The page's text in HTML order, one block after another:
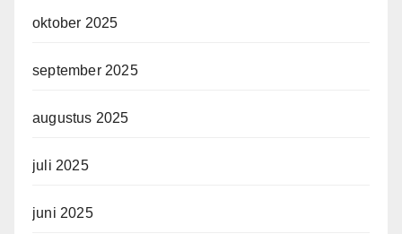
oktober 2025
september 2025
augustus 2025
juli 2025
juni 2025